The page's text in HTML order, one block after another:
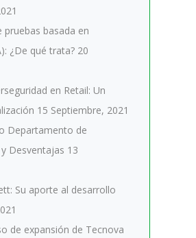
basada en
¿De qué trata? 20
en Retail: Un
15 Septiembre, 2021
Departamento de
Desventajas 13
Su aporte al desarrollo
de expansión de Tecnova